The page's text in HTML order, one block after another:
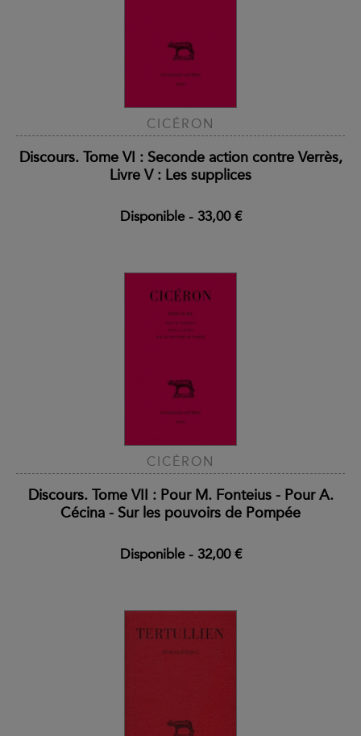
CICÉRON
Discours. Tome VI : Seconde action contre Verrès,
Livre V : Les supplices
Disponible- 33,00 €
CICÉRON
Discours. Tome VII : Pour M. Fonteius - Pour A.
Cécina - Sur les pouvoirs de Pompée
Disponible- 32,00 €